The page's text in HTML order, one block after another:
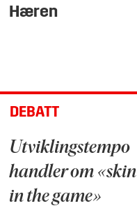
Hæren
DEBATT
Utviklingstempo
handler om «skin
in the game»